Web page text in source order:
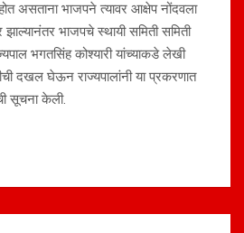
असताना भाजपने त्यावर आक्षेप नोंदवला
झाल्यानंतर भाजपचे स्थायी समिती समिती
भगतसिंह कोश्‍यारी यांच्याकडे लेखी
दखल घेऊन राज्यपालांनी या प्रकरणात
सूचना केली.